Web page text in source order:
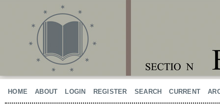
HOME ABOUT LOGIN REGISTER SEARCH CURRENT